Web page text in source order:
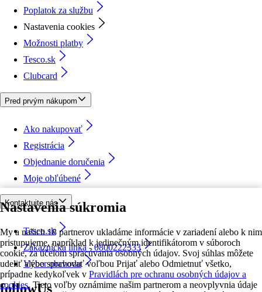
Nastavenia súkromia
My a našich 18 partnerov ukladáme informácie v zariadení alebo k nim
pristupujeme, napríklad k jedinečným identifikátorom v súboroch
cookie, za účelom spracúvania osobných údajov. Svoj súhlas môžete
udeliť alebo spravovať voľbou Prijať alebo Odmietnuť všetko,
prípadne kedykoľvek v Pravidlách pre ochranu osobných údajov a
cookies. Tieto voľby oznámime našim partnerom a neovplyvnia údaje
Poplatok za službu
Nastavenia cookies
Možnosti platby
Tesco.sk
Clubcard
Pred prvým nákupom
Ako nakupovať
Registrácia
Objednanie doručenia
Moje obľúbené
Kontaktujte nás
Tesco.sk
Zákaznícka linka - 0800222333
Výber obchodu
followUs